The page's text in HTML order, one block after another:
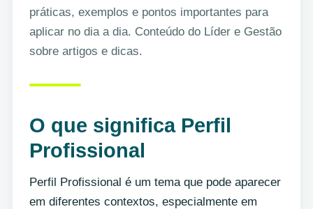
práticas, exemplos e pontos importantes para
aplicar no dia a dia. Conteúdo do Líder e Gestão
sobre artigos e dicas.
O que significa Perfil
Profissional
Perfil Profissional é um tema que pode aparecer
em diferentes contextos, especialmente em